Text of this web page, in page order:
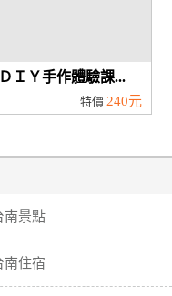
ＩＹ手作體驗課...
特價 240元
南景點
南住宿